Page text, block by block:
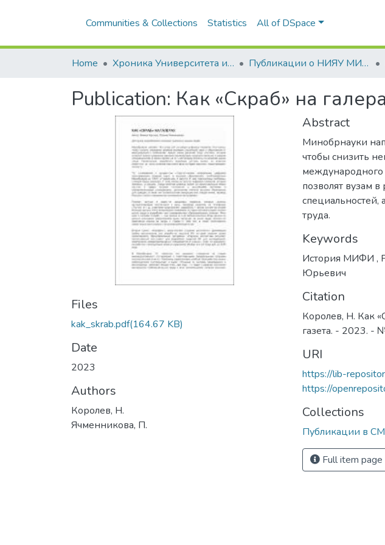
Communities & Collections Statistics All of DSpace
Home Хроника Университета и упоминания в СМИ Публикации о НИЯУ МИФИ в СМИ
Publication: Как «Скраб» на
Files
kak_skrab.pdf(164.67 KB)
Date
2023
Authors
Королев, Н.
Ячменникова, П.
Abstract
Минобрнауки
чтобы снизить
международного
позволят вузам
специальностей,
труда.
Keywords
История МИФИ ,
Юрьевич
Citation
Королев, Н. Как
газета. - 2023. -
URI
https://lib-
https://
Collections
Публикации в
Full item page